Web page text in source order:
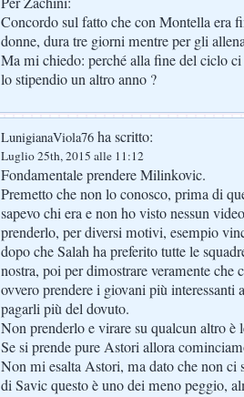
Concordo sul fatto che con Montella era
donne, dura tre giorni mentre per gli
Ma mi chiedo: perché alla fine del ciclo
lo stipendio un altro anno ?
LunigianaViola76 ha scritto:
Luglio 25th, 2015 alle 11:12
Fondamentale prendere Milinkovic.
Premetto che non lo conosco, prima di
sapevo chi era e non ho visto nessun
prenderlo, per diversi motivi, esempio
dopo che Salah ha preferito tutte le
nostra, poi per dimostrare veramente che
ovvero prendere i giovani più interessanti
pagarli più del dovuto.
Non prenderlo e virare su qualcun altro è
Se si prende pure Astori allora
Non mi esalta Astori, ma dato che non ci
di Savic questo è uno dei meno peggio,